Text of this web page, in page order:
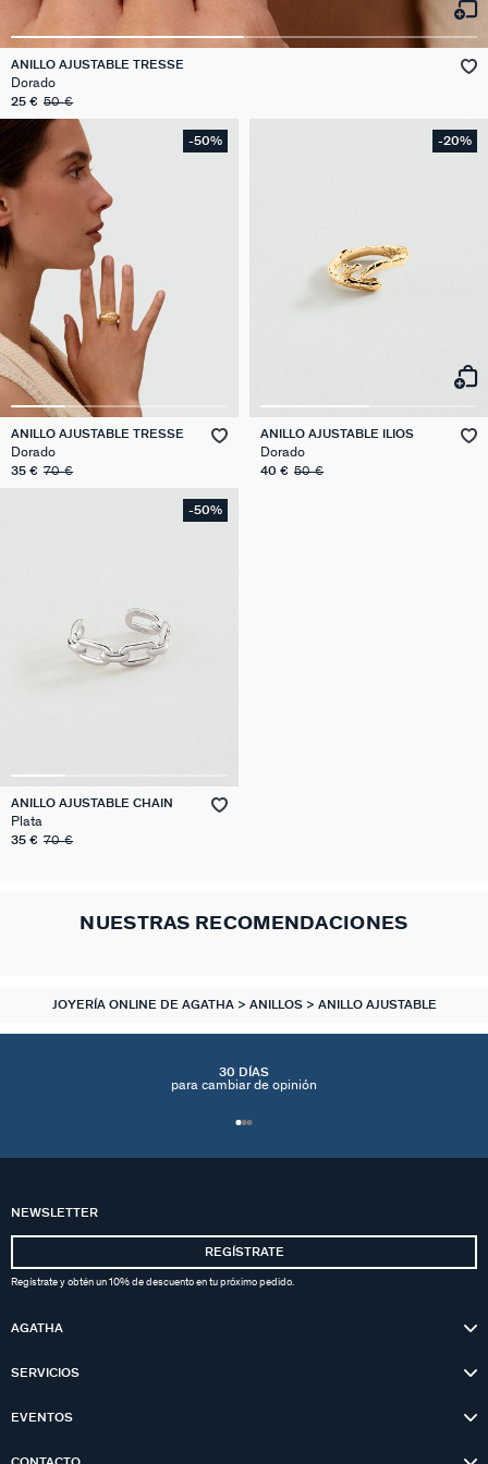
ANILLO AJUSTABLE TRESSE
Dorado
25 € 50 €
-50%
ANILLO AJUSTABLE TRESSE
Dorado
35 € 70 €
-20%
ANILLO AJUSTABLE ILIOS
Dorado
40 € 50 €
-50%
ANILLO AJUSTABLE CHAIN
Plata
35 € 70 €
NUESTRAS RECOMENDACIONES
JOYERÍA ONLINE DE AGATHA ANILLOS ANILLO AJUSTABLE
30 DÍAS
para cambiar de opinión
NEWSLETTER
REGÍSTRATE
Regístrate y obtén un 10% de descuento en tu próximo pedido.
AGATHA
SERVICIOS
EVENTOS